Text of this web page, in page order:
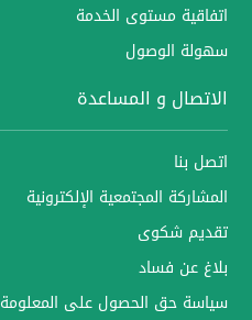
اتفاقية مستوى الخدمة
سهولة الوصول
الاتصال و المساعدة
اتصل بنا
المشاركة المجتمعية الإلكترونية
تقديم شكوى
بلاغ عن فساد
سياسة حق الحصول على المعلومة